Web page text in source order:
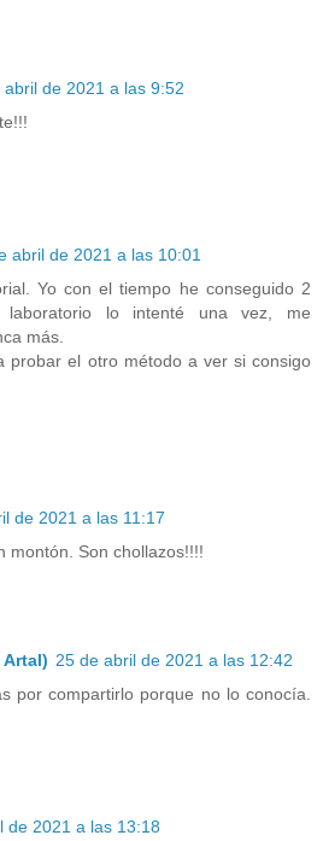
abril de 2021 a las 9:52
abril de 2021 a las 10:01
Yo con el tiempo he conseguido 2
lo intenté una vez, me
más.
probar el otro método a ver si consigo
de 2021 a las 11:17
montón. Son chollazos!!!!
25 de abril de 2021 a las 12:42
por compartirlo porque no lo conocía.
de 2021 a las 13:18